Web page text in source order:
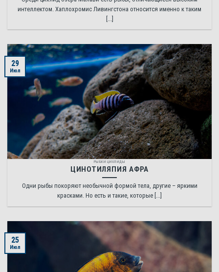
интеллектом. Хаплохромис Ливингстона относится именно к таким
[...]
РЫБКИ ЦИХЛИДЫ
ЦИНОТИЛЯПИЯ АФРА
Одни рыбы покоряют необычной формой тела, другие – яркими
красками. Но есть и такие, которые [...]
29
Июл
25
Июл